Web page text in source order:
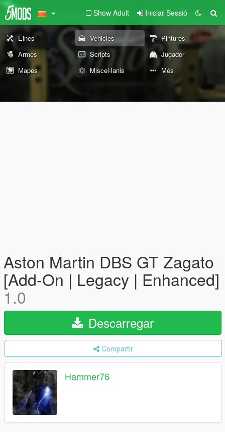
Show Adult Iniciar Sessió
Eines Vehicles
Pintures
Armes
Scripts
Jugador
Mapes
Miscel·lanis Més
Aston Martin DBS GT Zagato
[Add-On | Legacy | Enhanced]
1.0
Descarregar
Compartir
Hammer76